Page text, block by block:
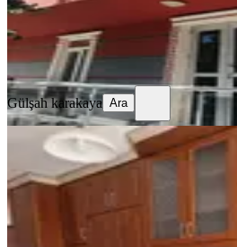
Gülşah karakaya
Gülşah karakaya Ara
Davraz Mah.
Daire
Merkez, Davraz
130 m²·4. Kat·